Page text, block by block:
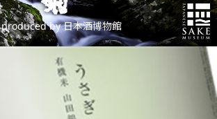
produced by 日本酒博物館